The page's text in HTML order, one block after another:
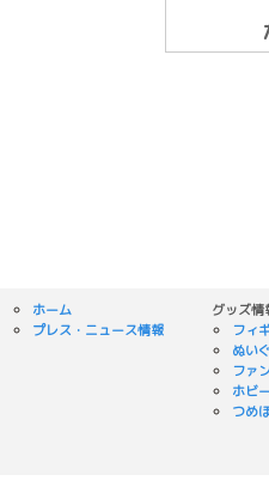
ホーム
プレス・ニュース情報
グッズ情
フィ
ぬい
ファ
ホビ
つめ